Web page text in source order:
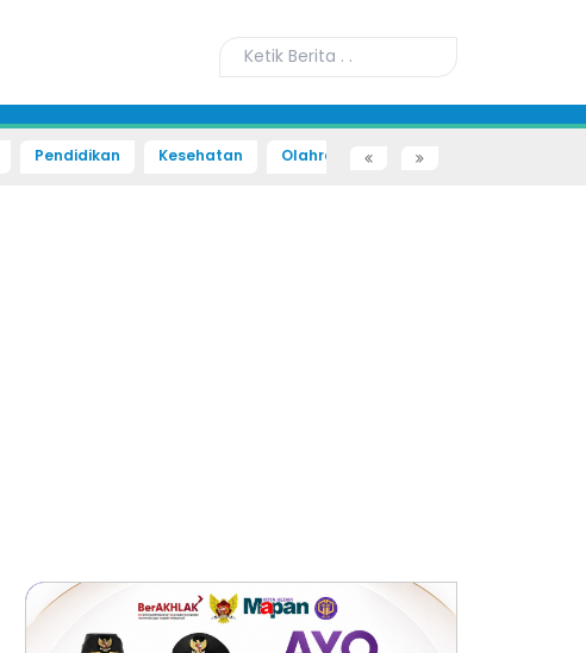
Pendidikan Kesehatan Olahraga Sains dan Teknologi